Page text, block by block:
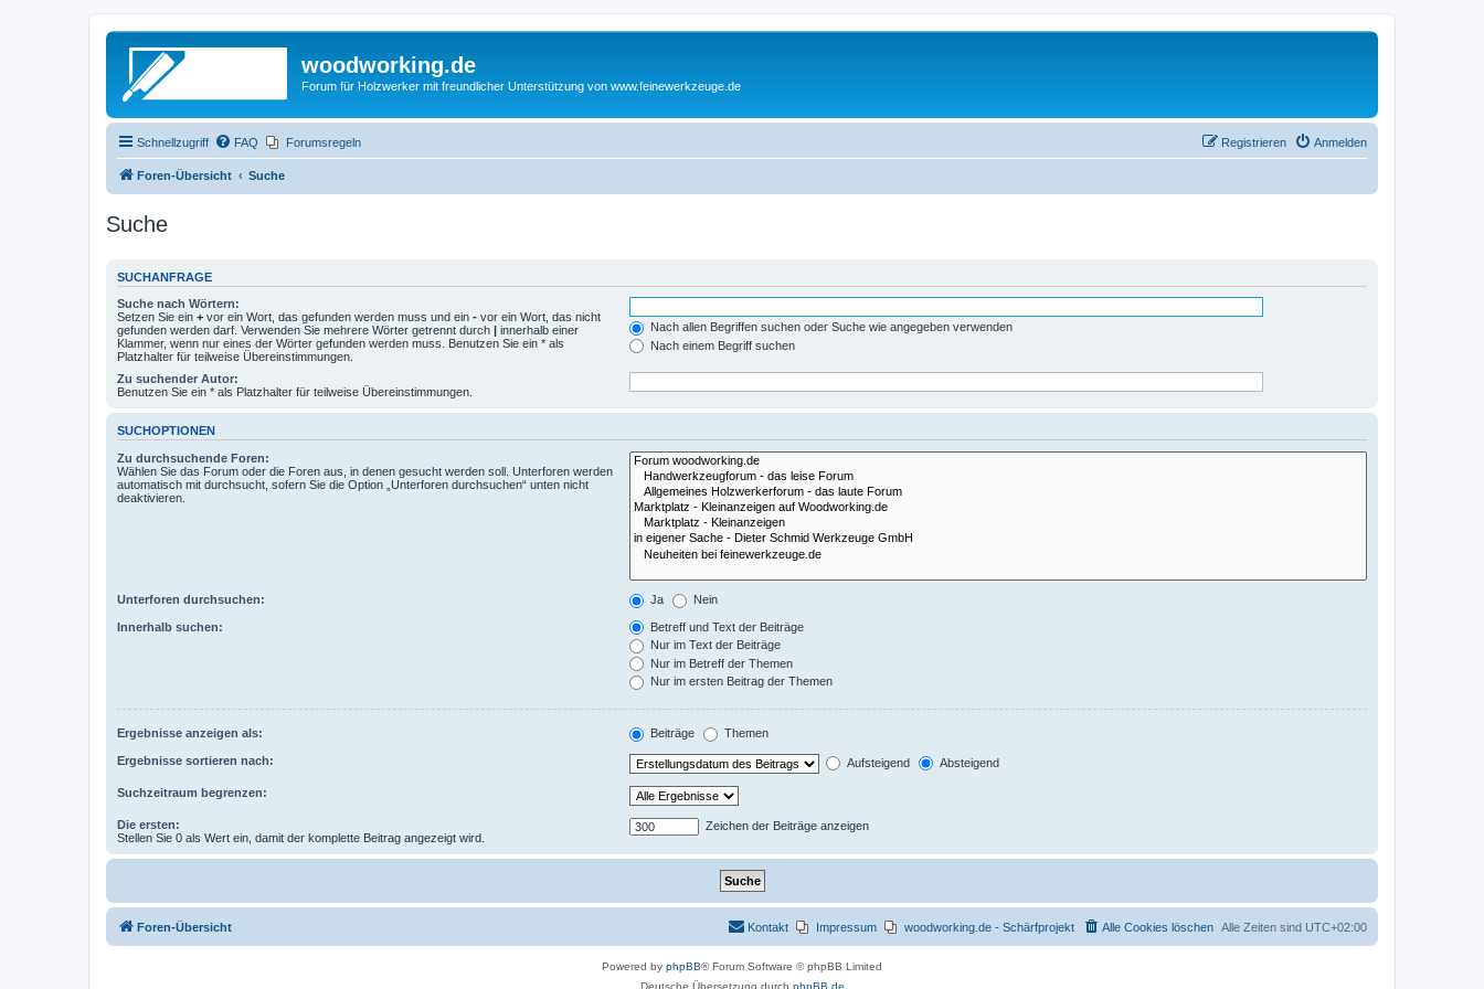
woodworking.de
Forum für Holzwerker mit freundlicher Unterstützung von www.feinewerkzeuge.de
Schnellzugriff FAQ Forumsregeln Anmelden
Registrieren
Foren-Übersicht Suche
Suche
SUCHANFRAGE
Suche nach Wörtern:
Setzen Sie ein + vor ein Wort, das gefunden werden muss und ein - vor ein Wort, das nicht
gefunden werden darf. Verwenden Sie mehrere Wörter getrennt durch | innerhalb einer
Klammer, wenn nur eines der Wörter gefunden werden muss. Benutzen Sie ein * als
Platzhalter für teilweise Übereinstimmungen.
Nach allen Begriffen suchen oder Suche wie angegeben verwenden
Nach einem Begriff suchen
Zu suchender Autor:
Benutzen Sie ein * als Platzhalter für teilweise Übereinstimmungen.
SUCHOPTIONEN
Zu durchsuchende Foren:
Wählen Sie das Forum oder die Foren aus, in denen gesucht werden soll. Unterforen werden
automatisch mit durchsucht, sofern Sie die Option „Unterforen durchsuchen“ unten nicht
deaktivieren.
Unterforen durchsuchen: Ja Nein
Innerhalb suchen:
Betreff und Text der Beiträge
Nur im Text der Beiträge
Nur im Betreff der Themen
Nur im ersten Beitrag der Themen
Ergebnisse anzeigen als: Beiträge Themen
Ergebnisse sortieren nach: Aufsteigend Absteigend
Suchzeitraum begrenzen:
Die ersten:
Stellen Sie 0 als Wert ein, damit der komplette Beitrag angezeigt wird.
Zeichen der Beiträge anzeigen
Foren-Übersicht Alle Zeiten sind UTC+02:00
Alle Cookies löschen
woodworking.de - Schärfprojekt
Impressum
Kontakt
Powered by phpBB® Forum Software © phpBB Limited
Deutsche Übersetzung durch phpBB.de